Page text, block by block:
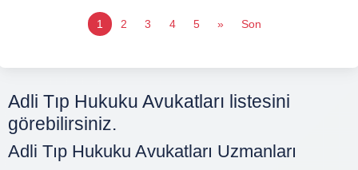
1 2 3 4 5 » Son
Adli Tıp Hukuku Avukatları listesini
görebilirsiniz.
Adli Tıp Hukuku Avukatları Uzmanları